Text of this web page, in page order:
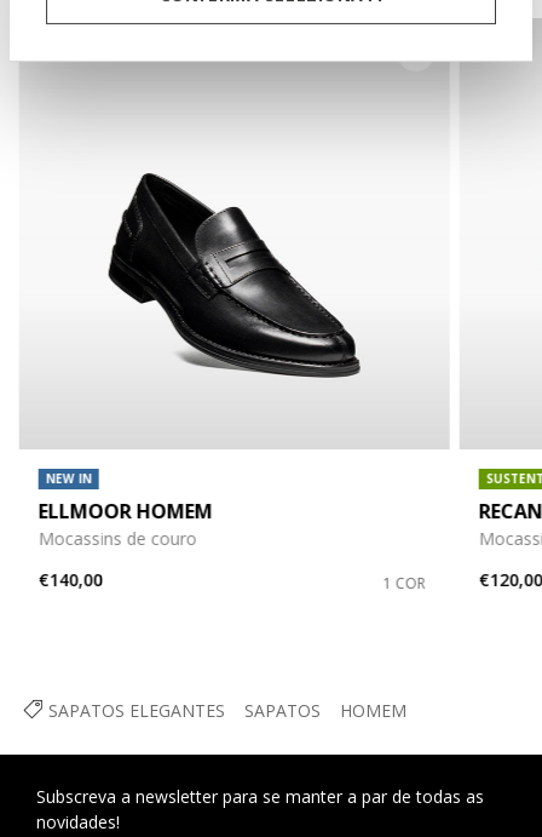
SAPATOS ELEGANTES SAPATOS HOMEM
NEW IN
ELLMOOR HOMEM
Mocassins de couro
€140,00
1 COR
€120,00
Subscreva a newsletter para se manter a par de todas as
novidades!